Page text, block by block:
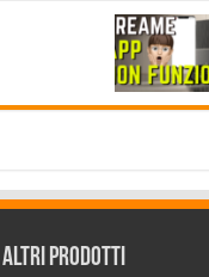
Altri prodotti